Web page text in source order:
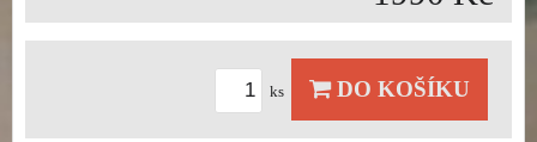
ks DO KOŠÍKU